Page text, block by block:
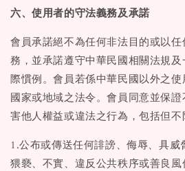
六、使用者的守法義務及承諾
會員承諾絕不為任何非法目的或以
務，並承諾遵守中華民國相關法規
際慣例。會員若係中華民國以外之
國家或地域之法令。會員同意並保
害他人權益或違法之行為，包括但不
1.公布或傳送任何誹謗、侮辱、具威
猥褻、不實、違反公共秩序或善良風